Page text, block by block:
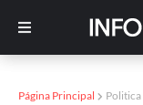
Página Principal Politica